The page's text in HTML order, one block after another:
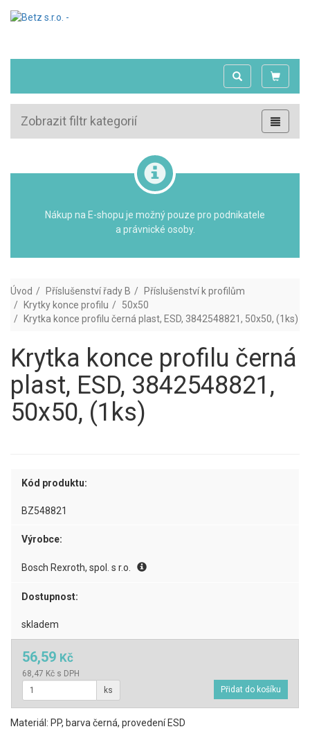
Zobrazit filtr kategorií
Nákup na E-shopu je možný pouze pro podnikatele
a právnické osoby.
Úvod Příslušenství řady B
Příslušenství k profilům
Krytky konce profilu
50x50
Krytka konce profilu černá plast, ESD, 3842548821, 50x50, (1ks)
Krytka konce profilu černá
plast, ESD, 3842548821,
50x50, (1ks)
Kód produktu:
BZ548821
Výrobce:
Bosch Rexroth, spol. s r.o.
Dostupnost:
skladem
56,59 Kč
68,47 Kč s DPH
ks
Materiál: PP, barva černá, provedení ESD